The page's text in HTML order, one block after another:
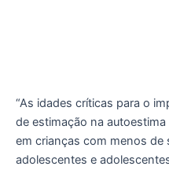
“As idades críticas para o
de estimação na
em crianças com menos de
adolescentes e